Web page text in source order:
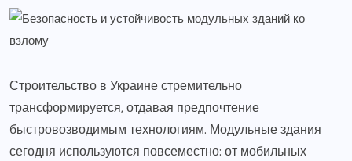
Строительство в Украине стремительно
трансформируется, отдавая предпочтение
быстровозводимым технологиям. Модульные здания
сегодня используются повсеместно: от мобильных